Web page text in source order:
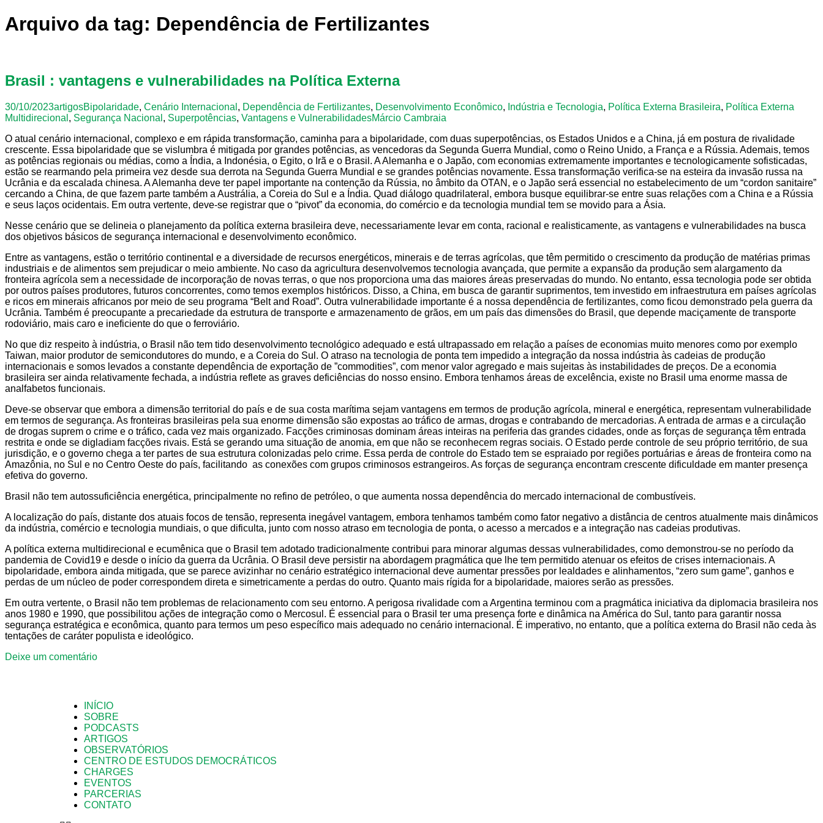
Arquivo da tag: Dependência de Fertilizantes
Brasil : vantagens e vulnerabilidades na Política Externa
30/10/2023artigosBipolaridade, Cenário Internacional , Dependência de Fertilizantes, Desenvolvimento Econômico, Indústria e Tecnologia, Política Externa Brasileira, Política Externa
Multidirecional , Segurança Nacional , Superpotências, Vantagens e VulnerabilidadesMárcio Cambraia
O atual cenário internacional, complexo e em rápida transformação, caminha para a bipolaridade, com duas superpotências, os Estados Unidos e a China, já em postura de rivalidade
crescente. Essa bipolaridade que se vislumbra é mitigada por grandes potências, as vencedoras da Segunda Guerra Mundial, como o Reino Unido, a França e a Rússia. Ademais, temos
as potências regionais ou médias, como a Índia, a Indonésia, o Egito, o Irã e o Brasil. A Alemanha e o Japão, com economias extremamente importantes e tecnologicamente sofisticadas,
estão se rearmando pela primeira vez desde sua derrota na Segunda Guerra Mundial e se grandes potências novamente. Essa transformação verifica-se na esteira da invasão russa na
Ucrânia e da escalada chinesa. A Alemanha deve ter papel importante na contenção da Rússia, no âmbito da OTAN, e o Japão será essencial no estabelecimento de um “cordon sanitaire”
cercando a China, de que fazem parte também a Austrália, a Coreia do Sul e a Índia. Quad diálogo quadrilateral, embora busque equilibrar-se entre suas relações com a China e a Rússia
e seus laços ocidentais. Em outra vertente, deve-se registrar que o “pivot” da economia, do comércio e da tecnologia mundial tem se movido para a Ásia.
Nesse cenário que se delineia o planejamento da política externa brasileira deve, necessariamente levar em conta, racional e realisticamente, as vantagens e vulnerabilidades na busca
dos objetivos básicos de segurança internacional e desenvolvimento econômico.
Entre as vantagens, estão o território continental e a diversidade de recursos energéticos, minerais e de terras agrícolas, que têm permitido o crescimento da produção de matérias primas
industriais e de alimentos sem prejudicar o meio ambiente. No caso da agricultura desenvolvemos tecnologia avançada, que permite a expansão da produção sem alargamento da
fronteira agrícola sem a necessidade de incorporação de novas terras, o que nos proporciona uma das maiores áreas preservadas do mundo. No entanto, essa tecnologia pode ser obtida
por outros países produtores, futuros concorrentes, como temos exemplos históricos. Disso, a China, em busca de garantir suprimentos, tem investido em infraestrutura em países agrícolas
e ricos em minerais africanos por meio de seu programa “Belt and Road”. Outra vulnerabilidade importante é a nossa dependência de fertilizantes, como ficou demonstrado pela guerra da
Ucrânia. Também é preocupante a precariedade da estrutura de transporte e armazenamento de grãos, em um país das dimensões do Brasil, que depende maciçamente de transporte
rodoviário, mais caro e ineficiente do que o ferroviário.
No que diz respeito à indústria, o Brasil não tem tido desenvolvimento tecnológico adequado e está ultrapassado em relação a países de economias muito menores como por exemplo
Taiwan, maior produtor de semicondutores do mundo, e a Coreia do Sul. O atraso na tecnologia de ponta tem impedido a integração da nossa indústria às cadeias de produção
internacionais e somos levados a constante dependência de exportação de ”commodities”, com menor valor agregado e mais sujeitas às instabilidades de preços. De a economia
brasileira ser ainda relativamente fechada, a indústria reflete as graves deficiências do nosso ensino. Embora tenhamos áreas de excelência, existe no Brasil uma enorme massa de
analfabetos funcionais.
Deve-se observar que embora a dimensão territorial do país e de sua costa marítima sejam vantagens em termos de produção agrícola, mineral e energética, representam vulnerabilidade
em termos de segurança. As fronteiras brasileiras pela sua enorme dimensão são expostas ao tráfico de armas, drogas e contrabando de mercadorias. A entrada de armas e a circulação
de drogas suprem o crime e o tráfico, cada vez mais organizado. Facções criminosas dominam áreas inteiras na periferia das grandes cidades, onde as forças de segurança têm entrada
restrita e onde se digladiam facções rivais. Está se gerando uma situação de anomia, em que não se reconhecem regras sociais. O Estado perde controle de seu próprio território, de sua
jurisdição, e o governo chega a ter partes de sua estrutura colonizadas pelo crime. Essa perda de controle do Estado tem se espraiado por regiões portuárias e áreas de fronteira como na
Amazônia, no Sul e no Centro Oeste do país, facilitando as conexões com grupos criminosos estrangeiros. As forças de segurança encontram crescente dificuldade em manter presença
efetiva do governo.
Brasil não tem autossuficiência energética, principalmente no refino de petróleo, o que aumenta nossa dependência do mercado internacional de combustíveis.
A localização do país, distante dos atuais focos de tensão, representa inegável vantagem, embora tenhamos também como fator negativo a distância de centros atualmente mais dinâmicos
da indústria, comércio e tecnologia mundiais, o que dificulta, junto com nosso atraso em tecnologia de ponta, o acesso a mercados e a integração nas cadeias produtivas.
A política externa multidirecional e ecumênica que o Brasil tem adotado tradicionalmente contribui para minorar algumas dessas vulnerabilidades, como demonstrou-se no período da
pandemia de Covid19 e desde o início da guerra da Ucrânia. O Brasil deve persistir na abordagem pragmática que lhe tem permitido atenuar os efeitos de crises internacionais. A
bipolaridade, embora ainda mitigada, que se parece avizinhar no cenário estratégico internacional deve aumentar pressões por lealdades e alinhamentos, “zero sum game”, ganhos e
perdas de um núcleo de poder correspondem direta e simetricamente a perdas do outro. Quanto mais rígida for a bipolaridade, maiores serão as pressões.
Em outra vertente, o Brasil não tem problemas de relacionamento com seu entorno. A perigosa rivalidade com a Argentina terminou com a pragmática iniciativa da diplomacia brasileira nos
anos 1980 e 1990, que possibilitou ações de integração como o Mercosul. É essencial para o Brasil ter uma presença forte e dinâmica na América do Sul, tanto para garantir nossa
segurança estratégica e econômica, quanto para termos um peso específico mais adequado no cenário internacional. É imperativo, no entanto, que a política externa do Brasil não ceda às
tentações de caráter populista e ideológico.
Deixe um comentário
INÍCIO
SOBRE
PODCASTS
ARTIGOS
OBSERVATÓRIOS
CENTRO DE ESTUDOS DEMOCRÁTICOS
CHARGES
EVENTOS
PARCERIAS
CONTATO